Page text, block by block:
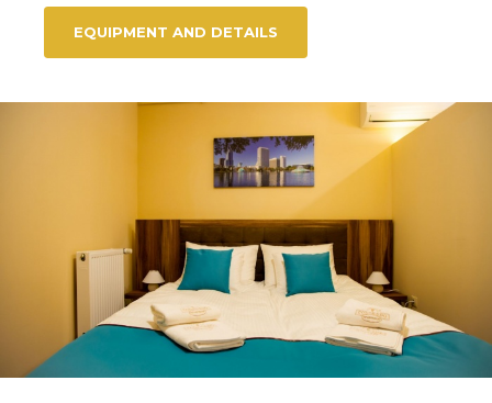
EQUIPMENT AND DETAILS